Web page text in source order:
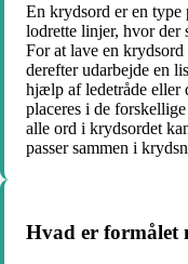
En krydsord er en type
lodrette linjer, hvor der
For at lave en
derefter udarbejde en
hjælp af ledetråde eller
placeres i de
alle ord i krydsordet
passer sammen i
Hvad er formålet